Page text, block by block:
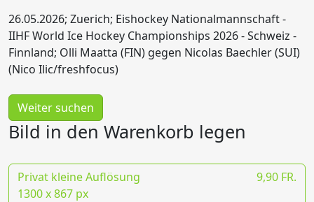
26.05.2026; Zuerich; Eishockey Nationalmannschaft -
IIHF World Ice Hockey Championships 2026 - Schweiz -
Finnland; Olli Maatta (FIN) gegen Nicolas Baechler (SUI)
(Nico Ilic/freshfocus)
Weiter suchen
Bild in den Warenkorb legen
Privat kleine Auflösung
9,90 FR.
1300 x 867 px